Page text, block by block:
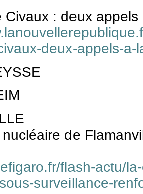
Civaux : deux appels
deux-appels-a-
de
flash-actu/
surveillance-